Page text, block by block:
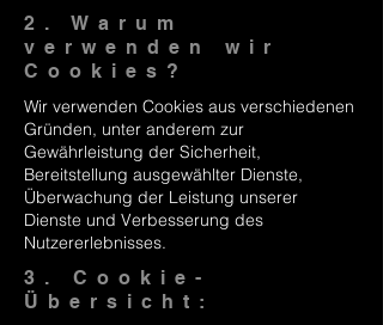
2. Warum
verwenden wir
Cookies?
Wir verwenden Cookies aus verschiedenen
Gründen, unter anderem zur
Gewährleistung der Sicherheit,
Bereitstellung ausgewählter Dienste,
Überwachung der Leistung unserer
Dienste und Verbesserung des
Nutzererlebnisses.
3. Cookie-
Übersicht: